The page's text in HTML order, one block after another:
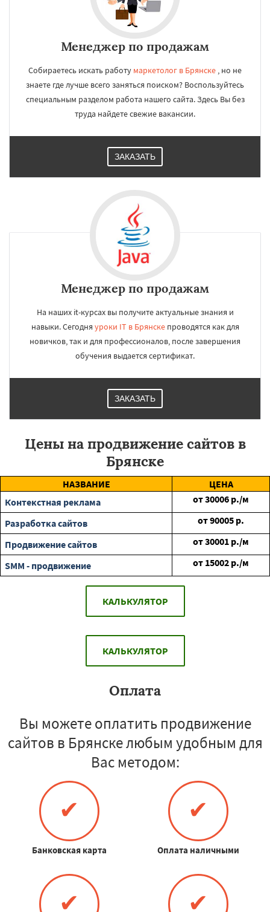
Менеджер по продажам
Собираетесь искать работу маркетолог в Брянске , но не
знаете где лучше всего заняться поиском? Воспользуйтесь
специальным разделом работа нашего сайта. Здесь Вы без
труда найдете свежие вакансии.
ЗАКАЗАТЬ
Менеджер по продажам
На наших it-курсах вы получите актуальные знания и
навыки. Сегодня уроки IT в Брянскепроводятся как для
новичков, так и для профессионалов, после завершения
обучения выдается сертификат.
ЗАКАЗАТЬ
Цены на продвижение сайтов в
Брянске
НАЗВАНИЕ
ЦЕНА
Контекстная реклама
от30006 р./м
Разработка сайтов
от90005 р.
Продвижение сайтов
от30001 р./м
SMM - продвижение
от 15002 р./м
КАЛЬКУЛЯТОР
КАЛЬКУЛЯТОР
Оплата
Вы можете оплатить продвижение
сайтов в Брянске любым удобным для
Вас методом:
✔
Банковская карта
✔
Оплата наличными
✔ ✔